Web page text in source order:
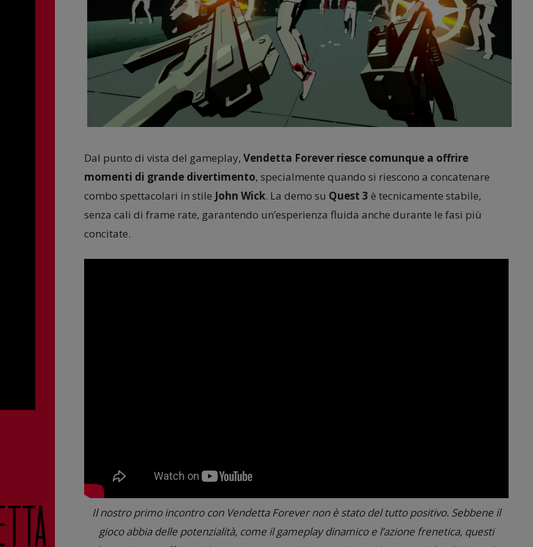
Dal punto di vista del gameplay, Vendetta Forever riesce comunque a offrire
momenti di grande divertimento, specialmente quando si riescono a concatenare
combo spettacolari in stile John Wick. La demo su Quest 3 è tecnicamente stabile,
senza cali di frame rate, garantendo un’esperienza fluida anche durante le fasi più
concitate.
Il nostro primo incontro con Vendetta Forever non è stato del tutto positivo. Sebbene il
gioco abbia delle potenzialità, come il gameplay dinamico e l’azione frenetica, questi